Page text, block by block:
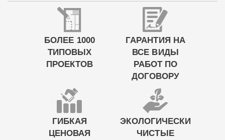
БОЛЕЕ 1000
ТИПОВЫХ
ПРОЕКТОВ
ГАРАНТИЯ НА
ВСЕ ВИДЫ
РАБОТ ПО
ДОГОВОРУ
ГИБКАЯ
ЦЕНОВАЯ
ЭКОЛОГИЧЕСКИ
ЧИСТЫЕ